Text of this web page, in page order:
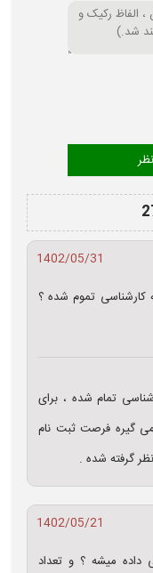
1402/05/31
کارشناسی تموم شده ؟
تمام شده ، برای
گیره فرصت ثبت نام
1402/05/21
داده میشه ؟ و تعداد